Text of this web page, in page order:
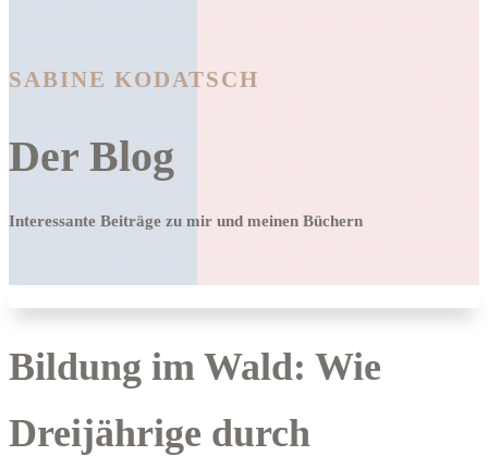
SABINE KODATSCH
Der Blog
Interessante Beiträge zu mir und meinen Büchern
Bildung im Wald: Wie
Dreijährige durch